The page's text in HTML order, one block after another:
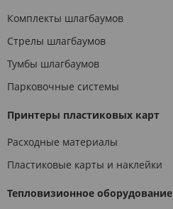
Комплекты шлагбаумов
Стрелы шлагбаумов
Тумбы шлагбаумов
Парковочные системы
Принтеры пластиковых карт
Расходные материалы
Пластиковые карты и наклейки
Тепловизионное оборудование